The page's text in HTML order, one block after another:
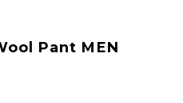
Pant MEN